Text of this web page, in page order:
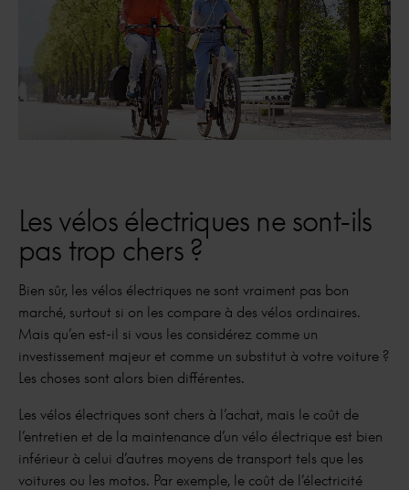
Les vélos électriques ne sont-ils
pas trop chers ?
Bien sûr, les vélos électriques ne sont vraiment pas bon
marché, surtout si on les compare à des vélos ordinaires.
Mais qu’en est-il si vous les considérez comme un
investissement majeur et comme un substitut à votre voiture ?
Les choses sont alors bien différentes.
Les vélos électriques sont chers à l’achat, mais le coût de
l’entretien et de la maintenance d’un vélo électrique est bien
inférieur à celui d’autres moyens de transport tels que les
voitures ou les motos. Par exemple, le coût de l’électricité